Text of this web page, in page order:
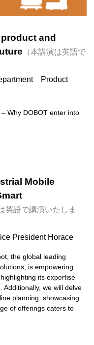
and
（本講演は英語で
Product
Why DOBOT enter into
Mobile
英語で講演いたしま
President Horace
the global leading
is empowering
its expertise
Additionally, we will delve
planning, showcasing
of offerings caters to